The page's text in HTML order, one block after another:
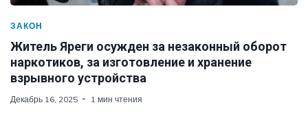
ЗАКОН
Житель Яреги осужден за незаконный оборот
наркотиков, за изготовление и хранение
взрывного устройства
Декабрь 16, 2025 1 мин чтения